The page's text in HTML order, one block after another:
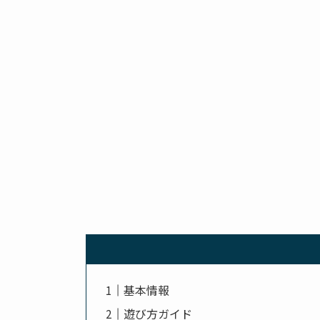
基本情報
遊び方ガイド